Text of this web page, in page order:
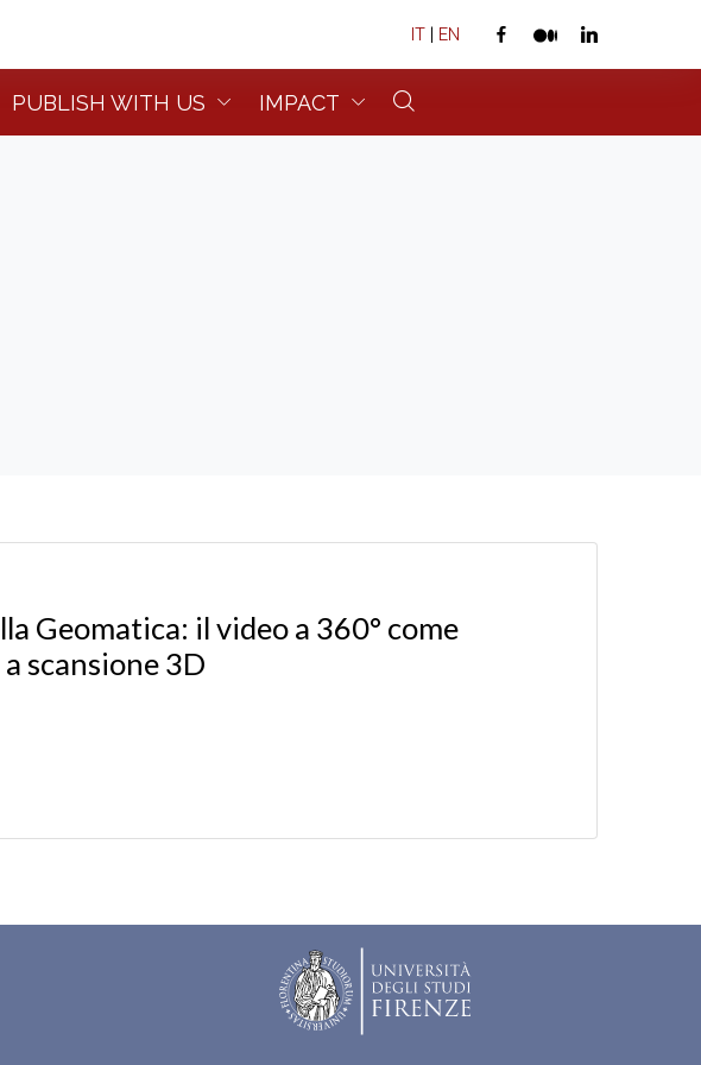
IT | EN
PUBLISH WITH US IMPACT
Geomatica: il video a 360° come
scansione 3D